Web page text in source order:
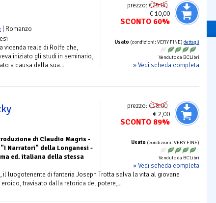
prezzo:€25.00
€ 10,00
SCONTO 60%
Usato (condizioni: VERY FINE) dettagli
Venduto da BCLibri
» Vedi scheda completa
| Romanzo
vicenda reale di Rolfe che,
iniziato gli studi in seminario,
a causa della sua...
prezzo:€18.00
€ 2,00
SCONTO 89%
Usato (condizioni: VERY FINE)
Venduto da BCLibri
» Vedi scheda completa
di Claudio Magris -
Narratori" della Longanesi -
ed. italiana della stessa
il luogotenente di fanteria Joseph Trotta salva la vita al giovane
travisato dalla retorica del potere,...